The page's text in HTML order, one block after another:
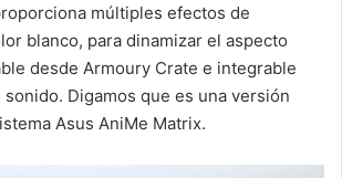
múltiples efectos de
blanco, para dinamizar el aspecto
desde Armoury Crate e integrable
Digamos que es una versión
Asus AniMe Matrix.